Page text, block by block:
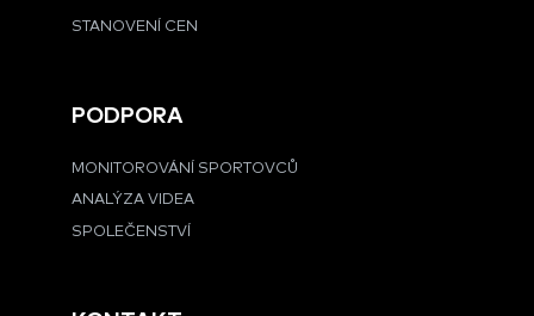
STANOVENÍ CEN
PODPORA
MONITOROVÁNÍ SPORTOVCŮ
ANALÝZA VIDEA
SPOLEČENSTVÍ